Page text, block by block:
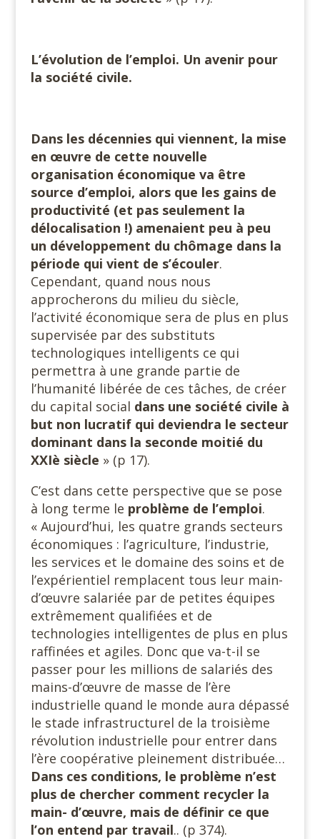
L’évolution de l’emploi. Un avenir pour
la société civile.
Dans les décennies qui viennent, la mise
en œuvre de cette nouvelle
organisation économique va être
source d’emploi, alors que les gains de
productivité (et pas seulement la
délocalisation !) amenaient peu à peu
un développement du chômage dans la
période qui vient de s’écouler.
Cependant, quand nous nous
approcherons du milieu du siècle,
l’activité économique sera de plus en plus
supervisée par des substituts
technologiques intelligents ce qui
permettra à une grande partie de
l’humanité libérée de ces tâches, de créer
du capital social dans une société civile à
but non lucratif qui deviendra le secteur
dominant dans la seconde moitié du
XXIè siècle » (p 17).
C’est dans cette perspective que se pose
à long terme le problème de l’emploi.
« Aujourd’hui, les quatre grands secteurs
économiques : l’agriculture, l’industrie,
les services et le domaine des soins et de
l’expérientiel remplacent tous leur main-
d’œuvre salariée par de petites équipes
extrêmement qualifiées et de
technologies intelligentes de plus en plus
raffinées et agiles. Donc que va-t-il se
passer pour les millions de salariés des
mains-d’œuvre de masse de l’ère
industrielle quand le monde aura dépassé
le stade infrastructurel de la troisième
révolution industrielle pour entrer dans
l’ère coopérative pleinement distribuée…
Dans ces conditions, le problème n’est
plus de chercher comment recycler la
main- d’œuvre, mais de définir ce que
l’on entend par travail.. (p 374).